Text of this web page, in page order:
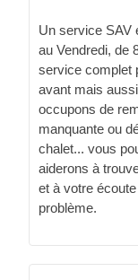
Un service SAV
au Vendredi, de
service complet
avant mais
occupons de
manquante ou
chalet... vous
aiderons à
et à votre
problème.